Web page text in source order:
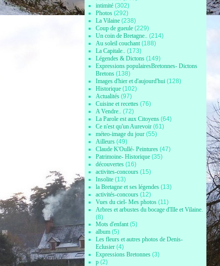
intimité (302)
Photos (292)
La Vilaine (238)
Coup de gueule (229)
Un coin de Bretagne.. (214)
Au soleil couchant (188)
La Capitale.. (173)
Légendes & Dictons (149)
Expressions populairesBretonnes- Dictons
Bretons (138)
Images d'hier et d'aujourd'hui (128)
Historique (102)
Actualités (97)
Cuisine et recettes (76)
A Vendre.. (72)
La Parole est aux Citoyens (64)
Ce n'est qu'un Aurevoir (61)
méteo-image du jour (55)
Ailleurs (49)
Claude K'Oullé- Peintures (47)
Patrimoine- Historique (35)
découvertes (16)
activites-concours (15)
Insolite (13)
la Bretagne et ses légendes (13)
activités-concours (12)
Vues du ciel- Mes photos (11)
Arbres et arbustes du bocage d'Ille et Vilaine.
(8)
Mots d'enfant (5)
album (5)
Les fleurs et autres photos de Denis-
Eclusier (4)
Expressions Bretonnes (3)
p (2)